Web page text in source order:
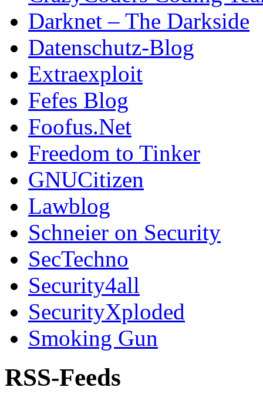
Darknet – The Darkside
Datenschutz-Blog
Extraexploit
Fefes Blog
Foofus.Net
Freedom to Tinker
GNUCitizen
Lawblog
Schneier on Security
SecTechno
Security4all
SecurityXploded
Smoking Gun
RSS-Feeds